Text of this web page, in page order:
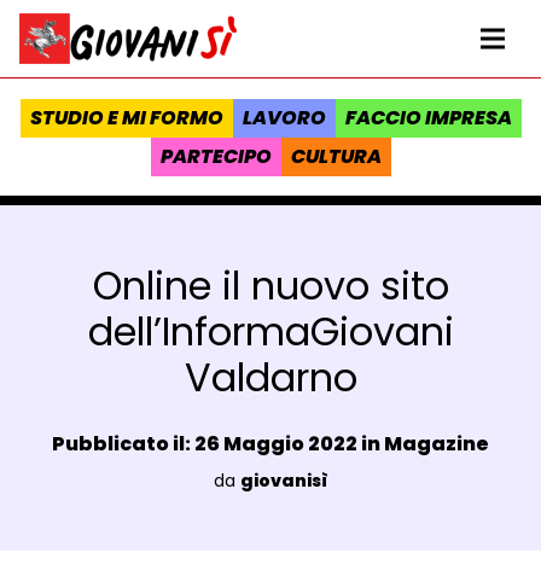
Vai al contenuto
Homepage Giovanisì - Progetto della Regione Toscana
STUDIO E MI FORMO LAVORO
FACCIO IMPRESA
PARTECIPO
CULTURA
Online il nuovo sito
dell’InformaGiovani
Valdarno
Data e ora:
Pubblicato il: 26 Maggio 2022 inMagazine
Luogo:
da giovanisì